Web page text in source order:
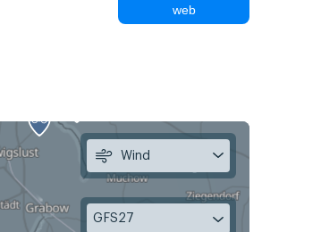
web
Wind
GFS27